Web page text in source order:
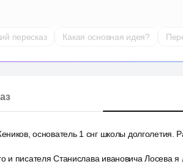
пересказ Какая основная идея?
основатель 1 снг школы долголетия.
и писателя Станислава ивановича Лосева